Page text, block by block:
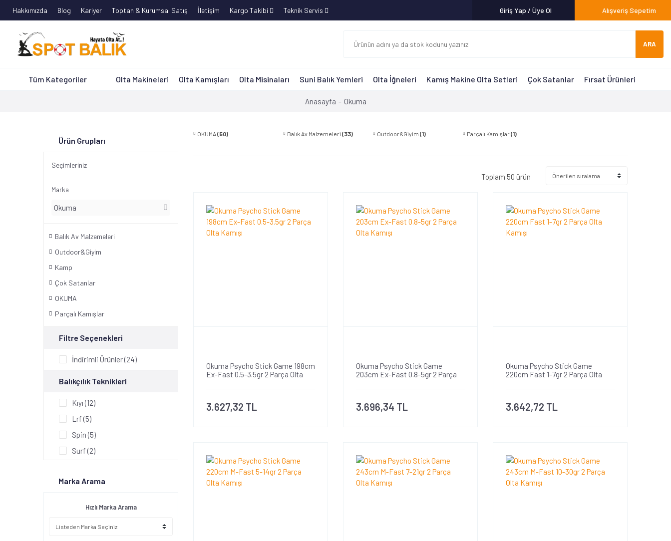
Hakkımızda Blog Kariyer Toptan & Kurumsal Satış İletişim Kargo Takibi Teknik Servis Giriş Yap / Üye Ol Alışveriş Sepetim
ARA
Tüm Kategoriler Olta Makineleri Olta Kamışları Olta Misinaları Suni Balık Yemleri Olta İğneleri Kamış Makine Olta Setleri Çok Satanlar Fırsat Ürünleri
Anasayfa Okuma
Ürün Grupları
Seçimleriniz
Marka
Okuma
Balık Av Malzemeleri
Outdoor&Giyim
Kamp
Çok Satanlar
OKUMA
Parçalı Kamışlar
Filtre Seçenekleri
İndirimli Ürünler (24)
Balıkçılık Teknikleri
Kıyı (12)
Lrf (5)
Spin (5)
Surf (2)
Marka Arama
Hızlı Marka Arama
OKUMA(50) Balık Av Malzemeleri (33) Outdoor&Giyim (1) Parçalı Kamışlar(1)
Toplam 50 ürün
Okuma Psycho Stick Game 198cm
Ex-Fast 0.5-3.5gr 2 Parça Olta
3.627,32 TL
Okuma Psycho Stick Game
203cm Ex-Fast 0.8-5gr 2 Parça
3.696,34 TL
Okuma Psycho Stick Game
220cm Fast 1-7gr 2 Parça Olta
3.642,72 TL